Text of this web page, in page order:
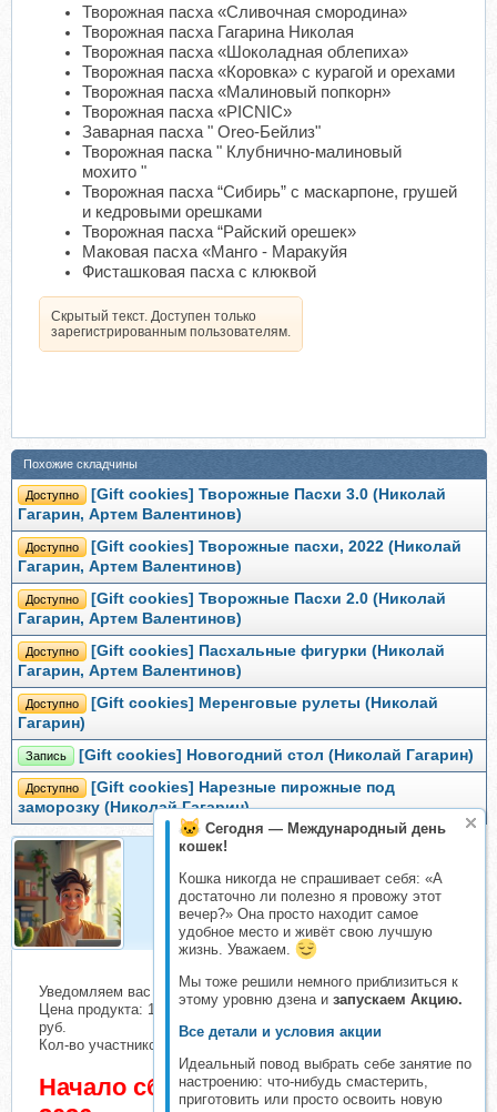
Сегодня — Международный день
кошек!
Кошка никогда не спрашивает себя: «А
достаточно ли полезно я провожу этот
вечер?» Она просто находит самое
удобное место и живёт свою лучшую
жизнь. Уважаем.
Мы тоже решили немного приблизиться к
этому уровню дзена и запускаем Акцию.
Все детали и условия акции
Идеальный повод выбрать себе занятие по
настроению: что-нибудь смастерить,
приготовить или просто освоить новую
Творожная пасха «Сливочная смородина»
Творожная пасха Гагарина Николая
Творожная пасха «Шоколадная облепиха»
Творожная пасха «Коровка» с курагой и орехами
Творожная пасха «Малиновый попкорн»
Творожная пасха «PICNIC»
Заварная пасха " Оreo-Бейлиз"
Творожная паска " Клубнично-малиновый
мохито "
Творожная пасха “Сибирь” с маскарпоне, грушей
и кедровыми орешками
Творожная пасха “Райский орешек»
Маковая пасха «Манго - Маракуйя
Фисташковая пасха с клюквой
Скрытый текст. Доступен только
зарегистрированным пользователям.
Похожие складчины
Доступно
[Gift cookies] Творожные Пасхи 3.0 (Николай
Гагарин, Артем Валентинов)
Доступно
[Gift cookies] Творожные пасхи, 2022 (Николай
Гагарин, Артем Валентинов)
Доступно
[Gift cookies] Творожные Пасхи 2.0 (Николай
Гагарин, Артем Валентинов)
Доступно
[Gift cookies] Пасхальные фигурки (Николай
Гагарин, Артем Валентинов)
Доступно
[Gift cookies] Меренговые рулеты (Николай
Гагарин)
Запись [Gift cookies] Новогодний стол (Николай Гагарин)
Доступно
[Gift cookies] Нарезные пирожные под
заморозку (Николай Гагарин)
Организатор
Организатор складчин
Уведомляем вас о начале сбора взносов.
Цена продукта: 1000 руб. Взнос с каждого участника: 109
руб.
Кол-во участников в основном списке: 1 чел.
Начало сбора взносов 10 Июнь